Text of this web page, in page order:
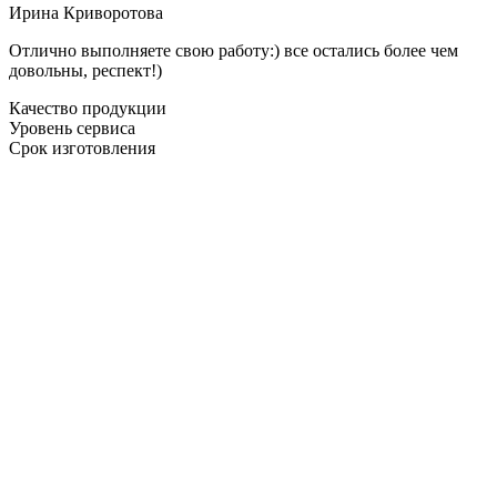
Ирина Криворотова
Отлично выполняете свою работу:) все остались более чем
довольны, респект!)
Качество продукции
Уровень сервиса
Срок изготовления